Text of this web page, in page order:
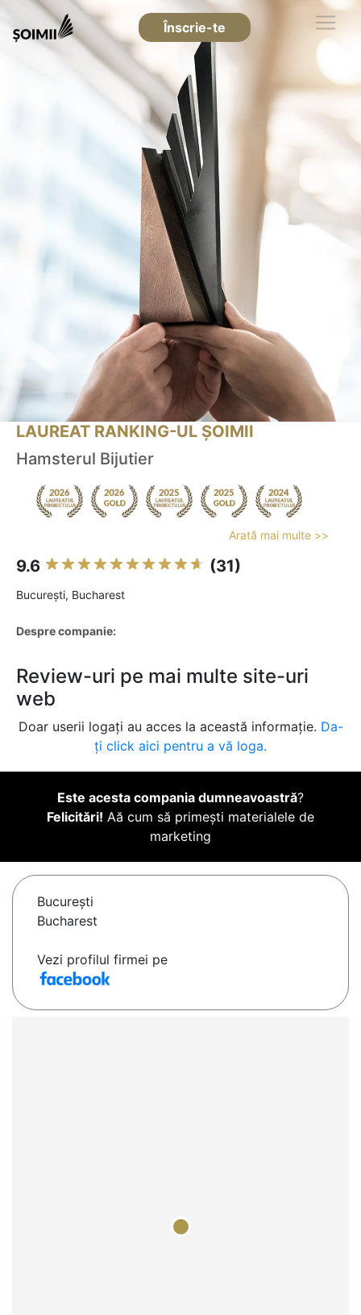
Înscrie-te
LAUREAT RANKING-UL ȘOIMII
Hamsterul Bijutier
Arată mai multe >>
9.6 (31)
Bucureşti, Bucharest
Despre companie:
Review-uri pe mai multe site-uri
web
Doar userii logați au acces la această informație. Da-
ți click aici pentru a vă loga.
Este acesta compania dumneavoastră?
Felicitări! Aă cum să primești materialele de
marketing
Bucureşti
Bucharest
Vezi profilul firmei pe